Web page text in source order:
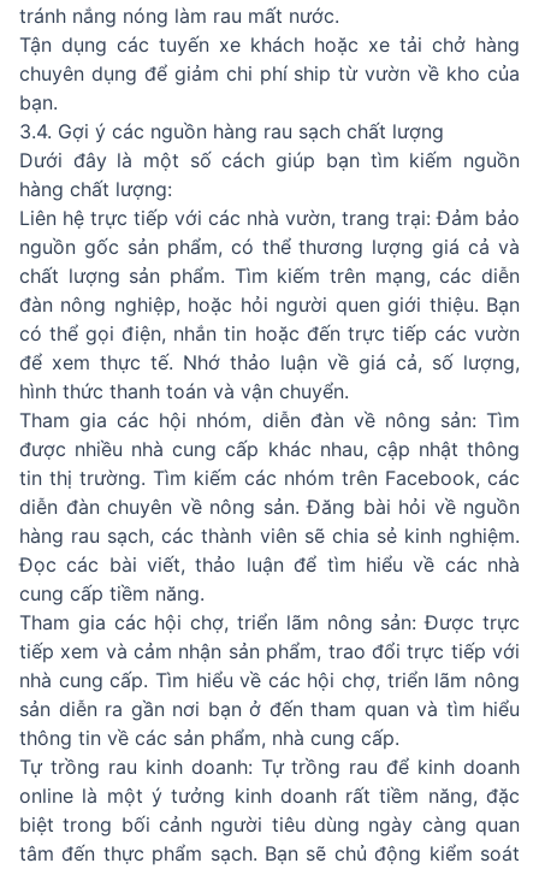
tránh nắng nóng làm rau mất nước.
Tận dụng các tuyến xe khách hoặc xe tải chở hàng
chuyên dụng để giảm chi phí ship từ vườn về kho của
bạn.
3.4. Gợi ý các nguồn hàng rau sạch chất lượng
Dưới đây là một số cách giúp bạn tìm kiếm nguồn
hàng chất lượng:
Liên hệ trực tiếp với các nhà vườn, trang trại: Đảm bảo
nguồn gốc sản phẩm, có thể thương lượng giá cả và
chất lượng sản phẩm. Tìm kiếm trên mạng, các diễn
đàn nông nghiệp, hoặc hỏi người quen giới thiệu. Bạn
có thể gọi điện, nhắn tin hoặc đến trực tiếp các vườn
để xem thực tế. Nhớ thảo luận về giá cả, số lượng,
hình thức thanh toán và vận chuyển.
Tham gia các hội nhóm, diễn đàn về nông sản: Tìm
được nhiều nhà cung cấp khác nhau, cập nhật thông
tin thị trường. Tìm kiếm các nhóm trên Facebook, các
diễn đàn chuyên về nông sản. Đăng bài hỏi về nguồn
hàng rau sạch, các thành viên sẽ chia sẻ kinh nghiệm.
Đọc các bài viết, thảo luận để tìm hiểu về các nhà
cung cấp tiềm năng.
Tham gia các hội chợ, triển lãm nông sản: Được trực
tiếp xem và cảm nhận sản phẩm, trao đổi trực tiếp với
nhà cung cấp. Tìm hiểu về các hội chợ, triển lãm nông
sản diễn ra gần nơi bạn ở đến tham quan và tìm hiểu
thông tin về các sản phẩm, nhà cung cấp.
Tự trồng rau kinh doanh: Tự trồng rau để kinh doanh
online là một ý tưởng kinh doanh rất tiềm năng, đặc
biệt trong bối cảnh người tiêu dùng ngày càng quan
tâm đến thực phẩm sạch. Bạn sẽ chủ động kiểm soát